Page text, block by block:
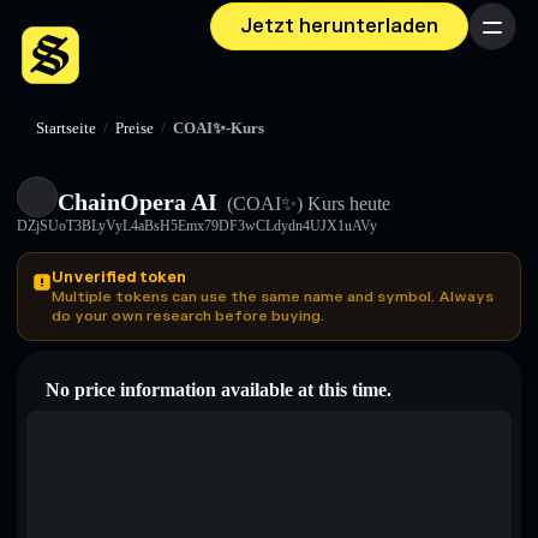
Jetzt herunterladen Menü
Startseite / Preise / COAI✨-Kurs
ChainOpera AI (COAI✨) Kurs heute
DZjSUoT3BLyVyL4aBsH5Emx79DF3wCLdydn4UJX1uAVy
Unverified token
Multiple tokens can use the same name and symbol. Always
do your own research before buying.
No price information available at this time.